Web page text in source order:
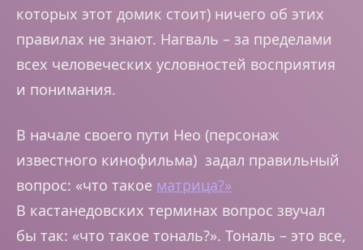
которых этот домик стоит) ничего об этих
правилах не знают. Нагваль – за пределами
всех человеческих условностей восприятия
и понимания.
В начале своего пути Нео (персонаж
известного кинофильма) задал правильный
вопрос: «что такое матрица?»
В кастанедовских терминах вопрос звучал
бы так: «что такое тональ?». Тональ – это все,